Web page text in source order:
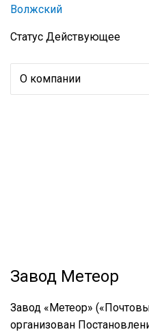
Волжский
Статус Действующее
О компании
Завод Метеор
Завод «Метеор»
организован